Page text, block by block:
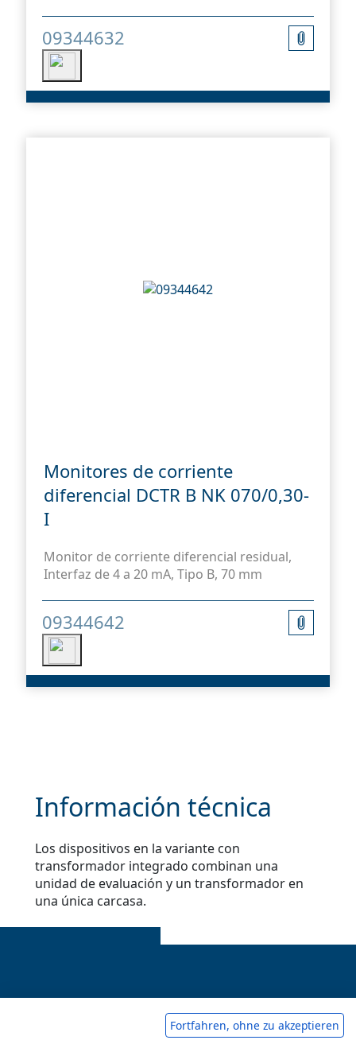
09344632
Monitores de corriente
diferencial DCTR B NK 070/0,30-
I
Monitor de corriente diferencial residual,
Interfaz de 4 a 20 mA, Tipo B, 70 mm
09344642
Información técnica
Los dispositivos en la variante con
transformador integrado combinan una
unidad de evaluación y un transformador en
una única carcasa.
Pie de imprenta
Fortfahren, ohne zu akzeptieren